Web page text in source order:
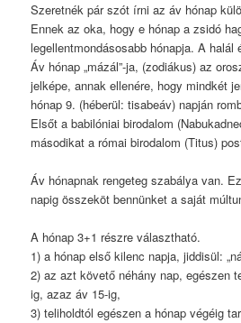
Szeretnék pár szót írni az áv hónap
Ennek az oka, hogy e hónap a zsidó
legellentmondásosabb hónapja. A halál
Áv hónap „mázál”-ja, (zodiákus) az
jelképe, annak ellenére, hogy mindkét
hónap 9. (héberül: tisabeáv) napján
Elsőt a babilóniai birodalom
másodikat a római birodalom (Titus)
Áv hónapnak rengeteg szabálya van.
napig összeköt bennünket a saját
A hónap 3+1 részre választható.
1) a hónap első kilenc napja, jiddisül:
2) az azt követő néhány nap, egészen
ig, azaz áv 15-ig,
3) teliholdtól egészen a hónap végéig